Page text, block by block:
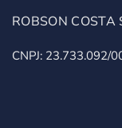
ROBSON
CNPJ: 23.733.092/